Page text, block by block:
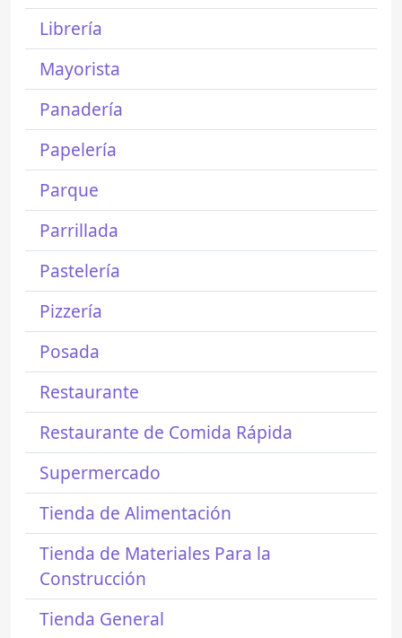
Librería
Mayorista
Panadería
Papelería
Parque
Parrillada
Pastelería
Pizzería
Posada
Restaurante
Restaurante de Comida Rápida
Supermercado
Tienda de Alimentación
Tienda de Materiales Para la
Construcción
Tienda General